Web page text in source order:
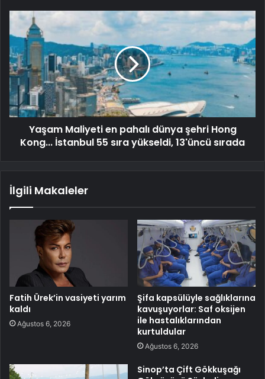
Yaşam Maliyeti en pahalı dünya şehri Hong
Kong... İstanbul 55 sıra yükseldi, 13'üncü sırada
İlgili Makaleler
Fatih Ürek’in vasiyeti yarım
kaldı
Ağustos 6, 2026
Şifa kapsülüyle sağlıklarına
kavuşuyorlar: Saf oksijen
ile hastalıklarından
kurtuldular
Ağustos 6, 2026
Sinop’ta Çift Gökkuşağı